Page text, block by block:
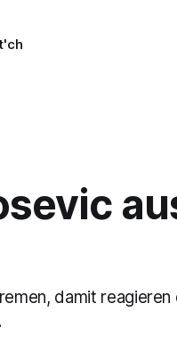
damit reagieren